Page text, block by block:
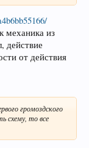
механика из
действие
от действия
громоздского
схему, то все